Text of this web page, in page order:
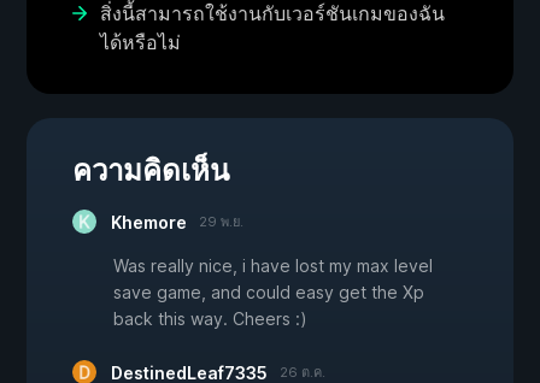
สิ่งนี้สามารถใช้งานกับเวอร์ชันเกมของฉัน
ได้หรือไม่
ความคิดเห็น
Khemore 29 พ.ย.
Was really nice, i have lost my max level
save game, and could easy get the Xp
back this way. Cheers :)
DestinedLeaf7335 26 ต.ค.